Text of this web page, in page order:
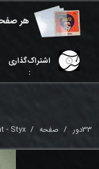
هر
اشتراک‌گذاری
:
33دور صفحه - Styx